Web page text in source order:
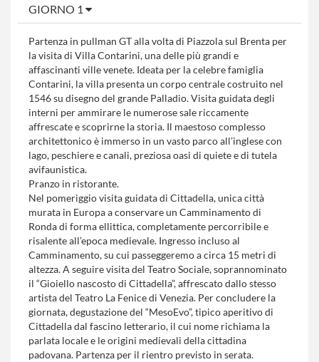
GIORNO 1
Partenza in pullman GT alla volta di Piazzola sul Brenta per
la visita di Villa Contarini, una delle più grandi e
affascinanti ville venete. Ideata per la celebre famiglia
Contarini, la villa presenta un corpo centrale costruito nel
1546 su disegno del grande Palladio. Visita guidata degli
interni per ammirare le numerose sale riccamente
affrescate e scoprirne la storia. Il maestoso complesso
architettonico è immerso in un vasto parco all’inglese con
lago, peschiere e canali, preziosa oasi di quiete e di tutela
avifaunistica.
Pranzo in ristorante.
Nel pomeriggio visita guidata di Cittadella, unica città
murata in Europa a conservare un Camminamento di
Ronda di forma ellittica, completamente percorribile e
risalente all’epoca medievale. Ingresso incluso al
Camminamento, su cui passeggeremo a circa 15 metri di
altezza. A seguire visita del Teatro Sociale, soprannominato
il “Gioiello nascosto di Cittadella”, affrescato dallo stesso
artista del Teatro La Fenice di Venezia. Per concludere la
giornata, degustazione del “MesoEvo”, tipico aperitivo di
Cittadella dal fascino letterario, il cui nome richiama la
parlata locale e le origini medievali della cittadina
padovana. Partenza per il rientro previsto in serata.